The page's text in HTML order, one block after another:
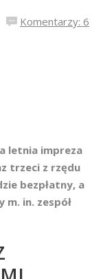
Komentarzy: 6
letnia impreza
trzeci z rzędu
bezpłatny, a
m. in. zespół